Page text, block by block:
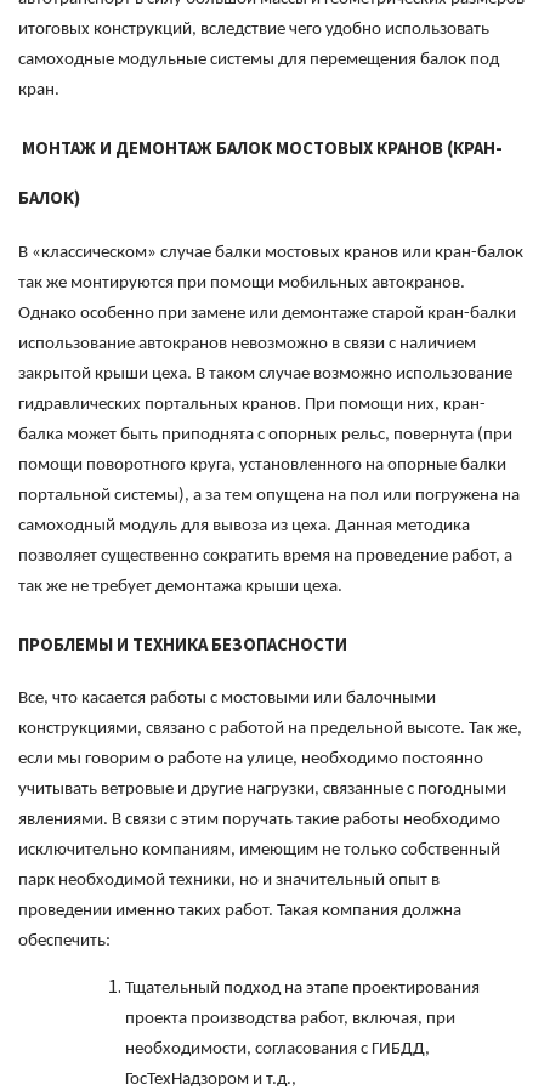
итоговых конструкций, вследствие чего удобно использовать
самоходные модульные системы для перемещения балок под
кран.
МОНТАЖ И ДЕМОНТАЖ БАЛОК МОСТОВЫХ КРАНОВ (КРАН-
БАЛОК)
В «классическом» случае балки мостовых кранов или кран-балок
так же монтируются при помощи мобильных автокранов.
Однако особенно при замене или демонтаже старой кран-балки
использование автокранов невозможно в связи с наличием
закрытой крыши цеха. В таком случае возможно использование
гидравлических портальных кранов. При помощи них, кран-
балка может быть приподнята с опорных рельс, повернута (при
помощи поворотного круга, установленного на опорные балки
портальной системы), а за тем опущена на пол или погружена на
самоходный модуль для вывоза из цеха. Данная методика
позволяет существенно сократить время на проведение работ, а
так же не требует демонтажа крыши цеха.
ПРОБЛЕМЫ И ТЕХНИКА БЕЗОПАСНОСТИ
Все, что касается работы с мостовыми или балочными
конструкциями, связано с работой на предельной высоте. Так же,
если мы говорим о работе на улице, необходимо постоянно
учитывать ветровые и другие нагрузки, связанные с погодными
явлениями. В связи с этим поручать такие работы необходимо
исключительно компаниям, имеющим не только собственный
парк необходимой техники, но и значительный опыт в
проведении именно таких работ. Такая компания должна
обеспечить:
Тщательный подход на этапе проектирования
проекта производства работ, включая, при
необходимости, согласования с ГИБДД,
ГосТехНадзором и т.д.,